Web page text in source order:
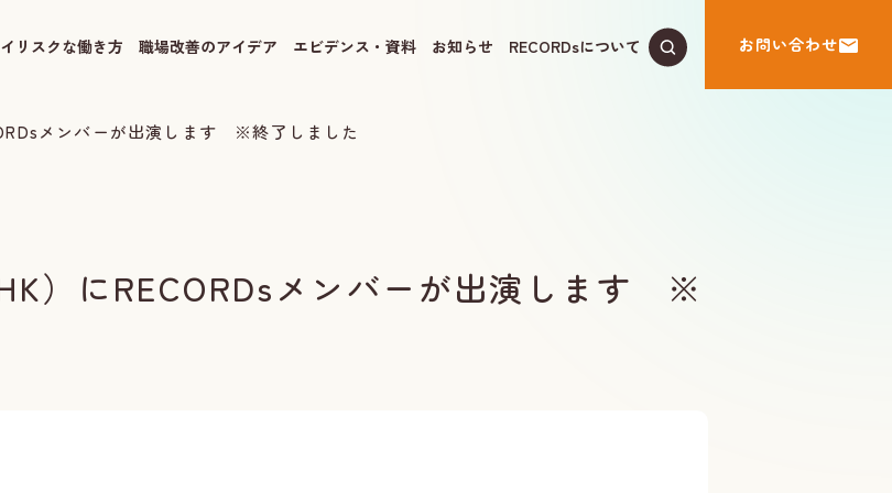
リスクな働き方 職場改善のアイデア エビデンス・資料 お知らせ RECORDsについて お問い合わせ
メンバーが出演します ※終了しました
）にRECORDsメンバーが出演します ※